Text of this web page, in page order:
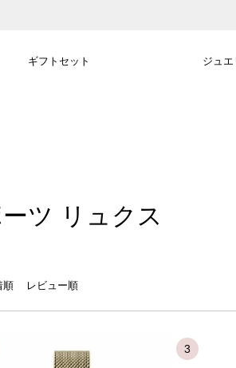
ギフトセット ジュエ
ツ リュクス
順 レビュー順